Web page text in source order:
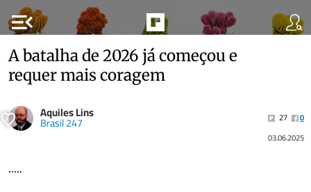
menu_open
A batalha de 2026 já começou e
requer mais coragem
Aquiles Lins
Brasil 247 27
0
03.06.2025
.....